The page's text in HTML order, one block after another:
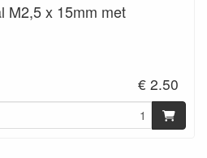
M2,5 x 15mm met
€ 2.50